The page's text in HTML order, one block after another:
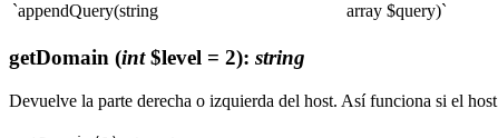
`appendQuery(string array $query)`
getDomain (int$level = 2): string
Devuelve la parte derecha o izquierda del host. Así funciona si el